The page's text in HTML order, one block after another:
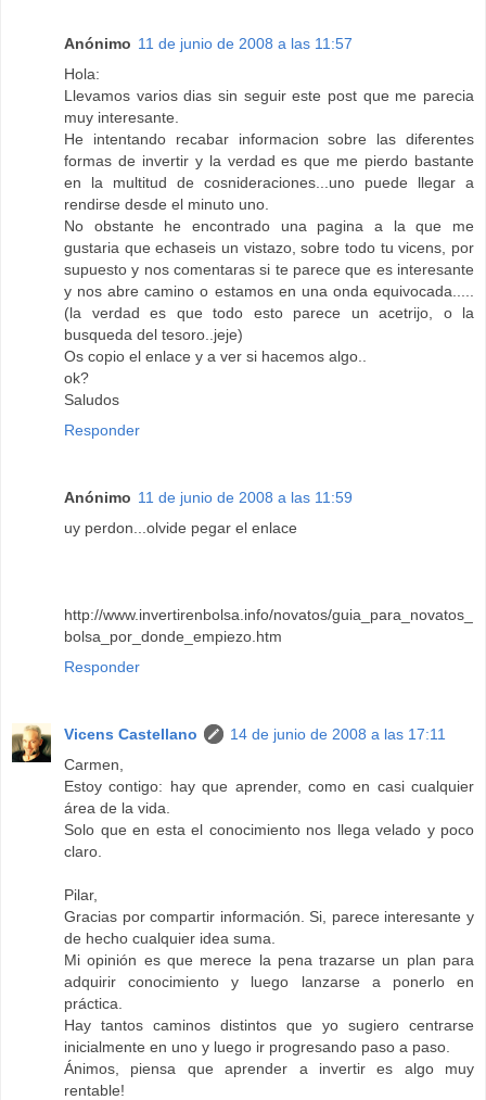
Anónimo 11 de junio de 2008 a las 11:57
Hola:
Llevamos varios dias sin seguir este post que me parecia
muy interesante.
He intentando recabar informacion sobre las diferentes
formas de invertir y la verdad es que me pierdo bastante
en la multitud de cosnideraciones...uno puede llegar a
rendirse desde el minuto uno.
No obstante he encontrado una pagina a la que me
gustaria que echaseis un vistazo, sobre todo tu vicens, por
supuesto y nos comentaras si te parece que es interesante
y nos abre camino o estamos en una onda equivocada.....
(la verdad es que todo esto parece un acetrijo, o la
busqueda del tesoro..jeje)
Os copio el enlace y a ver si hacemos algo..
ok?
Saludos
Responder
Anónimo 11 de junio de 2008 a las 11:59
uy perdon...olvide pegar el enlace
http://www.invertirenbolsa.info/novatos/guia_para_novatos_
bolsa_por_donde_empiezo.htm
Responder
Vicens Castellano
14 de junio de 2008 a las 17:11
Carmen,
Estoy contigo: hay que aprender, como en casi cualquier
área de la vida.
Solo que en esta el conocimiento nos llega velado y poco
claro.
Pilar,
Gracias por compartir información. Si, parece interesante y
de hecho cualquier idea suma.
Mi opinión es que merece la pena trazarse un plan para
adquirir conocimiento y luego lanzarse a ponerlo en
práctica.
Hay tantos caminos distintos que yo sugiero centrarse
inicialmente en uno y luego ir progresando paso a paso.
Ánimos, piensa que aprender a invertir es algo muy
rentable!